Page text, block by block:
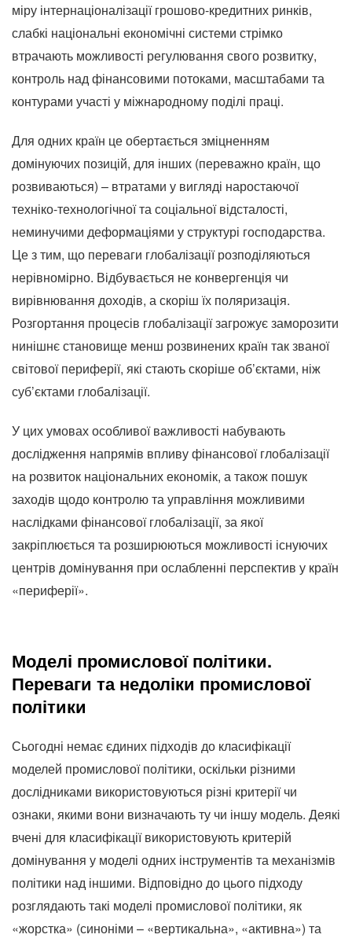
міру інтернаціоналізації грошово-кредитних ринків,
слабкі національні економічні системи стрімко
втрачають можливості регулювання свого розвитку,
контроль над фінансовими потоками, масштабами та
контурами участі у міжнародному поділі праці.
Для одних країн це обертається зміцненням
домінуючих позицій, для інших (переважно країн, що
розвиваються) – втратами у вигляді наростаючої
техніко-технологічної та соціальної відсталості,
неминучими деформаціями у структурі господарства.
Це з тим, що переваги глобалізації розподіляються
нерівномірно. Відбувається не конвергенція чи
вирівнювання доходів, а скоріш їх поляризація.
Розгортання процесів глобалізації загрожує заморозити
нинішнє становище менш розвинених країн так званої
світової периферії, які стають скоріше об’єктами, ніж
суб’єктами глобалізації.
У цих умовах особливої ​​важливості набувають
дослідження напрямів впливу фінансової глобалізації
на розвиток національних економік, а також пошук
заходів щодо контролю та управління можливими
наслідками фінансової глобалізації, за якої
закріплюється та розширюються можливості існуючих
центрів домінування при ослабленні перспектив у країн
«периферії».
Моделі промислової політики.
Переваги та недоліки промислової
політики
Сьогодні немає єдиних підходів до класифікації
моделей промислової політики, оскільки різними
дослідниками використовуються різні критерії чи
ознаки, якими вони визначають ту чи іншу модель. Деякі
вчені для класифікації використовують критерій
домінування у моделі одних інструментів та механізмів
політики над іншими. Відповідно до цього підходу
розглядають такі моделі промислової політики, як
«жорстка» (синоніми – «вертикальна», «активна») та